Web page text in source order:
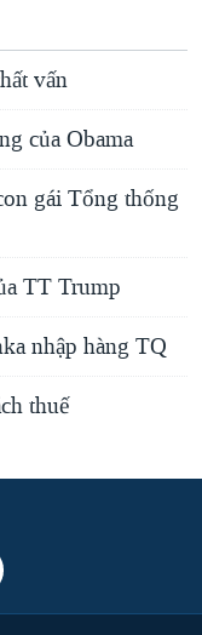
vấn
của Obama
gái Tổng thống
TT Trump
nhập hàng TQ
thuế